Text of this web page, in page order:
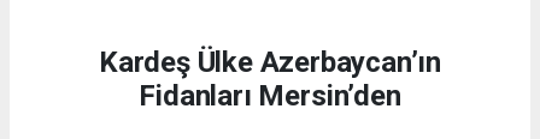
Kardeş Ülke Azerbaycan’ın
Fidanları Mersin’den